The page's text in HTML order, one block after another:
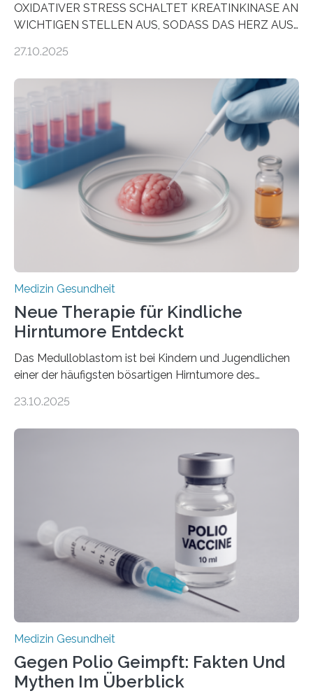
OXIDATIVER STRESS SCHALTET KREATINKINASE AN
WICHTIGEN STELLEN AUS, SODASS DAS HERZ AUS
aus dem Deutschen Zentrum für Herzinsuffizienz
im Journal Circulation, warum der Energietransport bei
der Hypertrophen Kardiomyopathie (HCM) versagen
kann und wie sich durch eine Verringerung der
Herzbelastung und des oxidativen Stresses
Rhythmusstörungen reduzieren lassen. Würzburg. Die
hypertrophe Kardiomyopathie (HCM) ist die häufigste
erblich bedingte Herzerkrankung. Sie führt dazu, dass
sich die linke Herzkammer verdickt, der Herzmuskel zu
stark kontrahiert…
27.10.2025
Medizin Gesundheit
Neue Therapie für Kindliche
Hirntumore Entdeckt
Das Medulloblastom ist bei Kindern und Jugendlichen
einer der häufigsten bösartigen Hirntumore des
Betroffenen können mit heutigen Methoden geheilt
Dringend benötigt werden zielgerichtete Therapien, die
nur Tumorschwachstellen angreifen und normales
Gewebe verschonen. Forschende um Daniel Merk vom
Hertie-Institut für klinische Hirnforschung am
Universitätsklinikum Tübingen haben eine solche
Schwachstelle im Erbgut einer Untergruppe des
Medulloblastoms gefunden. Die Wilhelm Sander-
Stiftung unterstützte das Projekt…
23.10.2025
Medizin Gesundheit
Gegen Polio Geimpft: Fakten Und
Mythen Im Überblick